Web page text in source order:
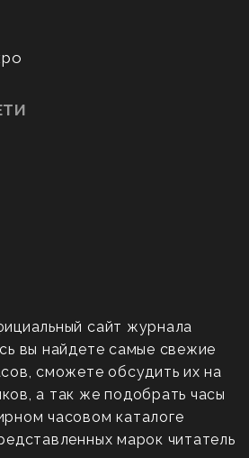
сайт журнала
вы найдете самые свежие
сможете обсудить их на
а так же подобрать часы
часовом каталоге
марок читатель